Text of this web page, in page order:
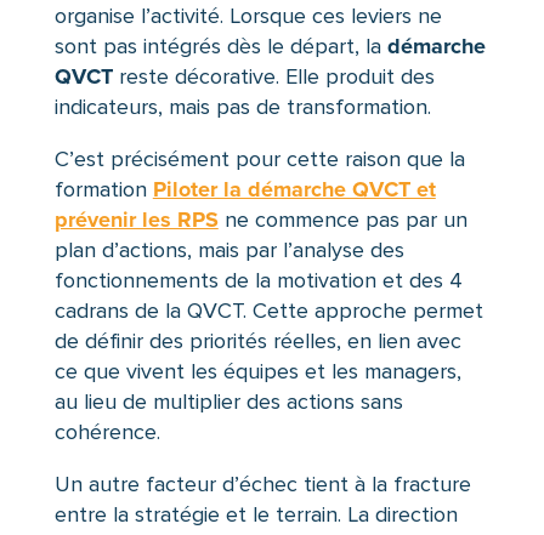
organise l’activité. Lorsque ces leviers ne
sont pas intégrés dès le départ, la démarche
QVCTreste décorative. Elle produit des
indicateurs, mais pas de transformation.
C’est précisément pour cette raison que la
formation Piloter la démarche QVCT et
prévenir les RPSne commence pas par un
plan d’actions, mais par l’analyse des
fonctionnements de la motivation et des 4
cadrans de la QVCT. Cette approche permet
de définir des priorités réelles, en lien avec
ce que vivent les équipes et les managers,
au lieu de multiplier des actions sans
cohérence.
Un autre facteur d’échec tient à la fracture
entre la stratégie et le terrain. La direction